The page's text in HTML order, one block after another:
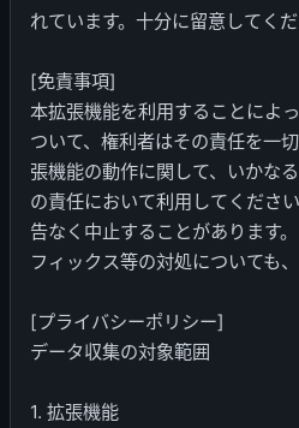
れています。十分に留意してくだ
[免責事項]
本拡張機能を利用することによ
ついて、権利者はその責任を一
張機能の動作に関して、いかな
の責任において利用してくださ
告なく中止することがあります
フィックス等の対処についても
[プライバシーポリシー]
データ収集の対象範囲
1. 拡張機能